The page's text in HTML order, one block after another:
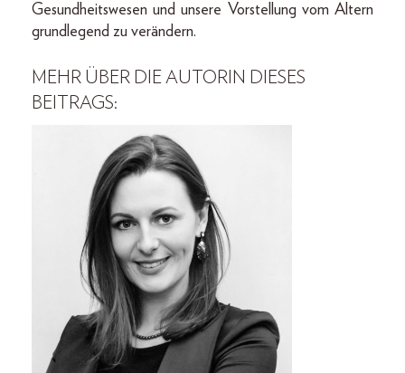
Gesundheitswesen und unsere Vorstellung vom Altern
grundlegend zu verändern.
MEHR ÜBER DIE AUTORIN DIESES
BEITRAGS: